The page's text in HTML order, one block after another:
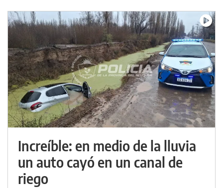
Increíble: en medio de la lluvia
un auto cayó en un canal de
riego